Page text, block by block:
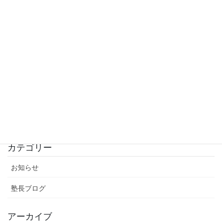
カテゴリー
お知らせ
塾長ブログ
アーカイブ